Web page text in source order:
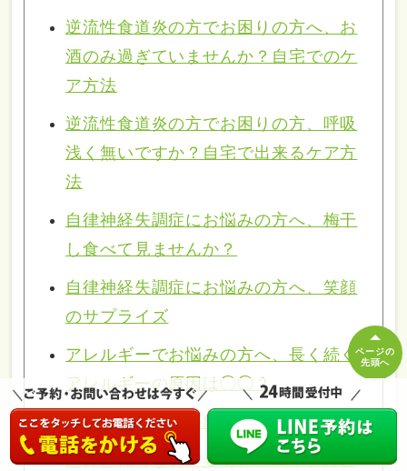
逆流性食道炎の方でお困りの方へ、お
酒のみ過ぎていませんか？自宅でのケ
ア方法
逆流性食道炎の方でお困りの方、呼吸
浅く無いですか？自宅で出来るケア方
法
自律神経失調症にお悩みの方へ、梅干
し食べて見ませんか？
自律神経失調症にお悩みの方へ、笑顔
のサプライズ
アレルギーでお悩みの方へ、長く続く
アレルギーの原因は◯◯？
産後からおならが出やすく
意外と知らない、姿勢とパニック障害
ページの
先頭へ